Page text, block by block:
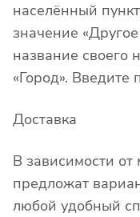
населённый
значение
название своего
«Город».
Доставка
В зависимости от
предложат
любой удобный